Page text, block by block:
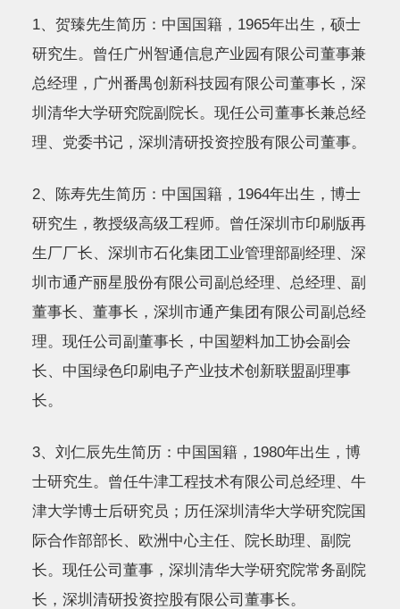
1、贺臻先生简历：中国国籍，1965年出生，硕士
研究生。曾任广州智通信息产业园有限公司董事兼
总经理，广州番禺创新科技园有限公司董事长，深
圳清华大学研究院副院长。现任公司董事长兼总经
理、党委书记，深圳清研投资控股有限公司董事。
2、陈寿先生简历：中国国籍，1964年出生，博士
研究生，教授级高级工程师。曾任深圳市印刷版再
生厂厂长、深圳市石化集团工业管理部副经理、深
圳市通产丽星股份有限公司副总经理、总经理、副
董事长、董事长，深圳市通产集团有限公司副总经
理。现任公司副董事长，中国塑料加工协会副会
长、中国绿色印刷电子产业技术创新联盟副理事
长。
3、刘仁辰先生简历：中国国籍，1980年出生，博
士研究生。曾任牛津工程技术有限公司总经理、牛
津大学博士后研究员；历任深圳清华大学研究院国
际合作部部长、欧洲中心主任、院长助理、副院
长。现任公司董事，深圳清华大学研究院常务副院
长，深圳清研投资控股有限公司董事长。